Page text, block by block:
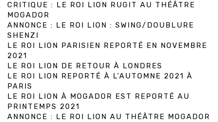
CRITIQUE : LE ROI LION RUGIT AU THÉÂTRE
MOGADOR
ANNONCE : LE ROI LION : SWING/DOUBLURE
SHENZI
LE ROI LION PARISIEN REPORTÉ EN NOVEMBRE
2021
LE ROI LION DE RETOUR À LONDRES
LE ROI LION REPORTÉ À L'AUTOMNE 2021 À
PARIS
LE ROI LION À MOGADOR EST REPORTÉ AU
PRINTEMPS 2021
ANNONCE : LE ROI LION AU THÉÂTRE MOGADOR